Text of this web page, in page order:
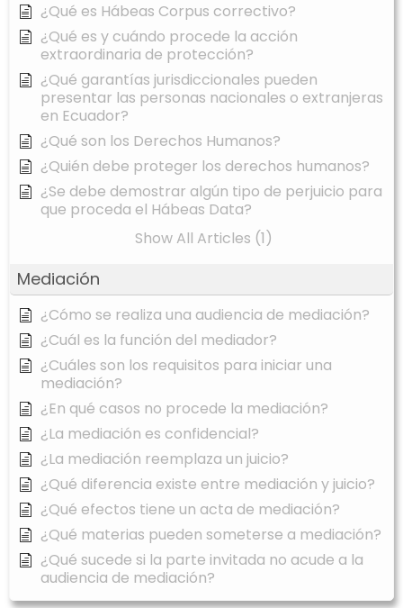
¿Qué es Hábeas Corpus correctivo?
¿Qué es y cuándo procede la acción
extraordinaria de protección?
¿Qué garantías jurisdiccionales pueden
presentar las personas nacionales o extranjeras
en Ecuador?
¿Qué son los Derechos Humanos?
¿Quién debe proteger los derechos humanos?
¿Se debe demostrar algún tipo de perjuicio para
que proceda el Hábeas Data?
Show All Articles (1)
Mediación
¿Cómo se realiza una audiencia de mediación?
¿Cuál es la función del mediador?
¿Cuáles son los requisitos para iniciar una
mediación?
¿En qué casos no procede la mediación?
¿La mediación es confidencial?
¿La mediación reemplaza un juicio?
¿Qué diferencia existe entre mediación y juicio?
¿Qué efectos tiene un acta de mediación?
¿Qué materias pueden someterse a mediación?
¿Qué sucede si la parte invitada no acude a la
audiencia de mediación?